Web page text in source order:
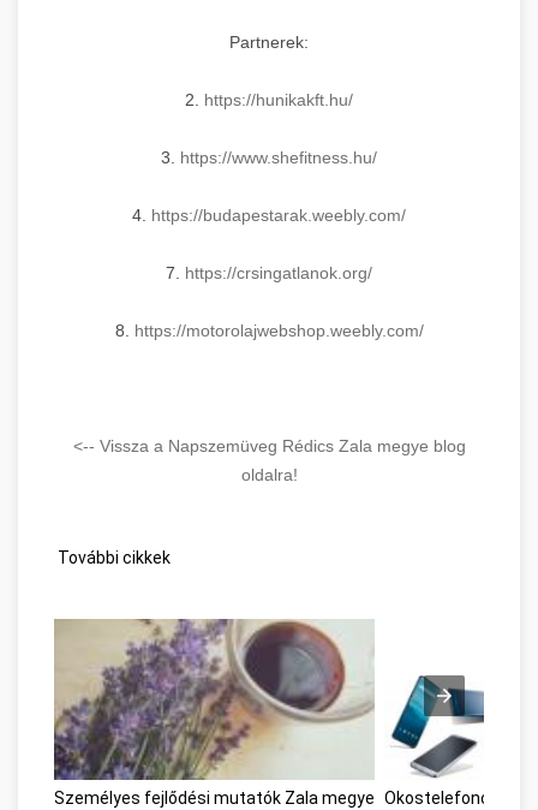
Partnerek:
2. https://hunikakft.hu/
3. https://www.shefitness.hu/
4. https://budapestarak.weebly.com/
7. https://crsingatlanok.org/
8. https://motorolajwebshop. weebly.com/
<-- Vissza a Napszemüveg Rédics Zala megye blog
oldalra!
További cikkek
Személyes fejlődési mutatók Zala megye Okostelefonok